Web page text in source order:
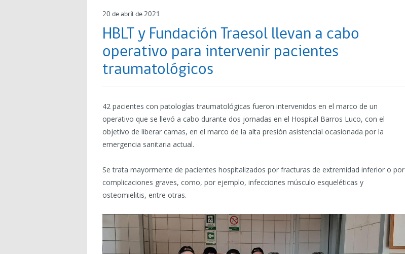
20 de abril de 2021
HBLT y Fundación Traesol llevan a cabo
operativo para intervenir pacientes
traumatológicos
42 pacientes con patologías traumatológicas fueron intervenidos en el marco de un
operativo que se llevó a cabo durante dos jornadas en el Hospital Barros Luco, con el
objetivo de liberar camas, en el marco de la alta presión asistencial ocasionada por la
emergencia sanitaria actual.
Se trata mayormente de pacientes hospitalizados por fracturas de extremidad inferior o por
complicaciones graves, como, por ejemplo, infecciones músculo esqueléticas y
osteomielitis, entre otras.